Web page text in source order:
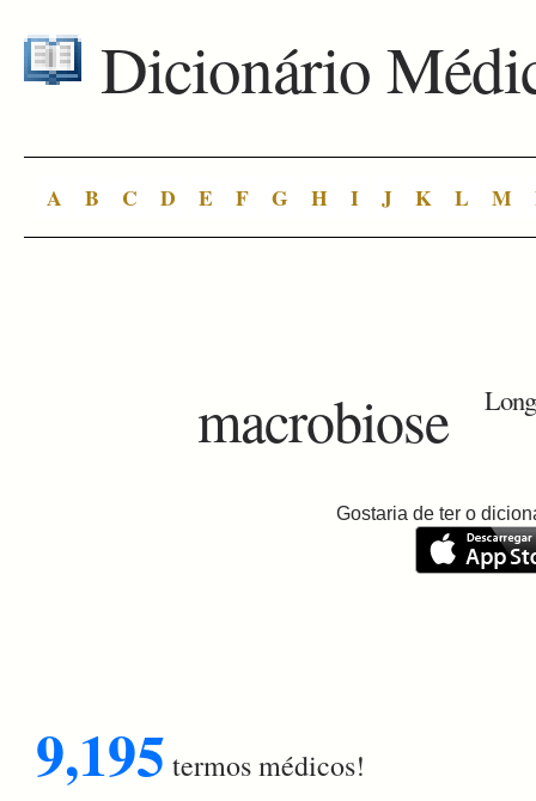
Dicionário
A B C D E F G H I J K L M
macrobiose
Gostaria de ter o
9,195 termos médicos!